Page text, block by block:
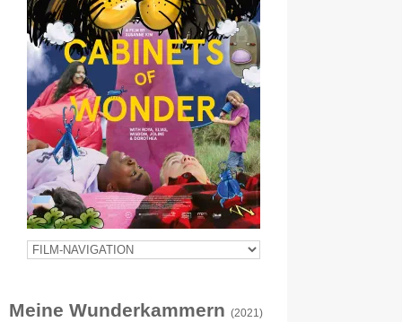
Meine Wunderkammern (2021)